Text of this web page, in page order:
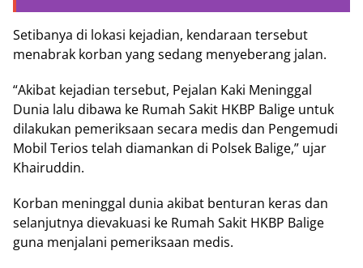
Setibanya di lokasi kejadian, kendaraan tersebut
menabrak korban yang sedang menyeberang jalan.
“Akibat kejadian tersebut, Pejalan Kaki Meninggal
Dunia lalu dibawa ke Rumah Sakit HKBP Balige untuk
dilakukan pemeriksaan secara medis dan Pengemudi
Mobil Terios telah diamankan di Polsek Balige,” ujar
Khairuddin.
Korban meninggal dunia akibat benturan keras dan
selanjutnya dievakuasi ke Rumah Sakit HKBP Balige
guna menjalani pemeriksaan medis.